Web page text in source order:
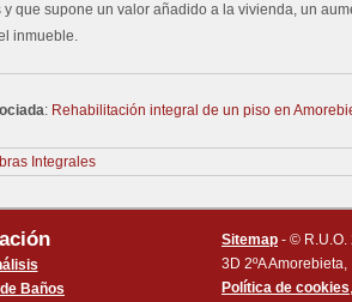
que supone un valor añadido a la vivienda, un
inmueble.
: Rehabilitación integral de un piso en
Integrales
Baños
Sitemap - © R.U.O.
3D 2ºA
Política de cookies,